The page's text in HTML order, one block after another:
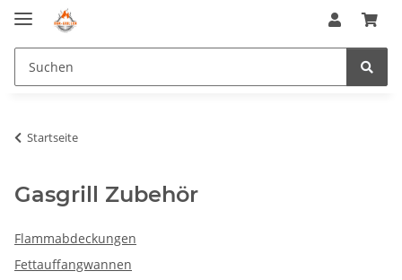
Startseite
Gasgrill Zubehör
Flammabdeckungen
Fettauffangwannen